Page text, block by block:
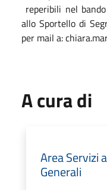
reperibili nel
allo Sportello di
per mail a:
A cura di
Area Servizi
Generali